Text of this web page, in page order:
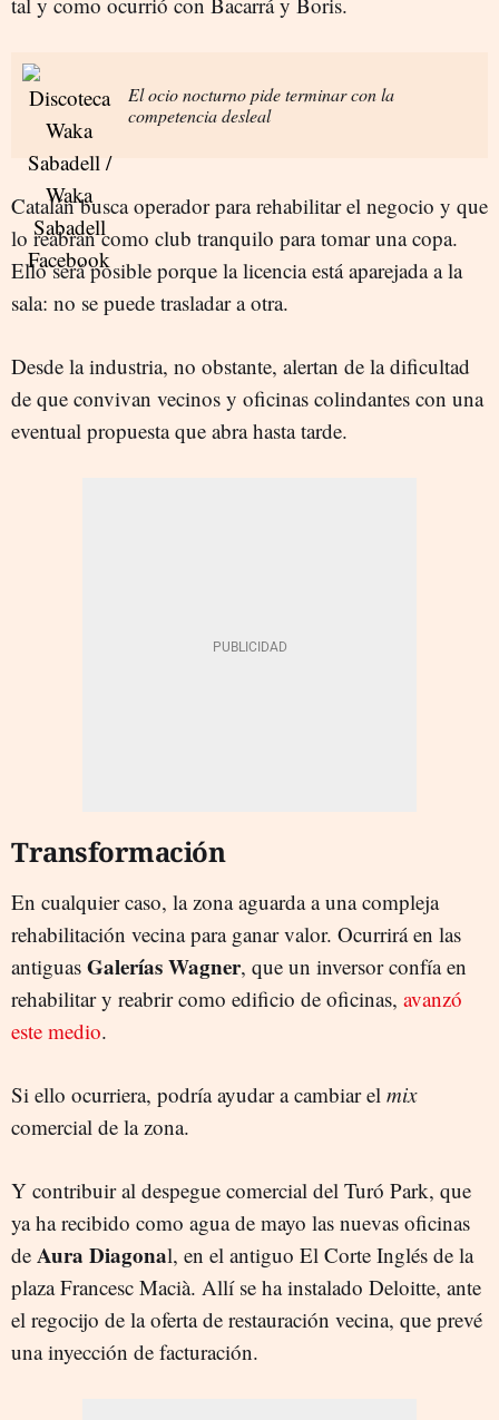
El ocio nocturno pide terminar con la
competencia desleal
Catalán busca operador para rehabilitar el negocio y que
lo reabran como club tranquilo para tomar una copa.
Ello será posible porque la licencia está aparejada a la
sala: no se puede trasladar a otra.
Desde la industria, no obstante, alertan de la dificultad
de que convivan vecinos y oficinas colindantes con una
eventual propuesta que abra hasta tarde.
Transformación
En cualquier caso, la zona aguarda a una compleja
rehabilitación vecina para ganar valor. Ocurrirá en las
antiguas Galerías Wagner, que un inversor confía en
rehabilitar y reabrir como edificio de oficinas, avanzó
este medio.
Si ello ocurriera, podría ayudar a cambiar el mix
comercial de la zona.
Y contribuir al despegue comercial del Turó Park, que
ya ha recibido como agua de mayo las nuevas oficinas
de Aura Diagonal, en el antiguo El Corte Inglés de la
plaza Francesc Macià. Allí se ha instalado Deloitte, ante
el regocijo de la oferta de restauración vecina, que prevé
una inyección de facturación.